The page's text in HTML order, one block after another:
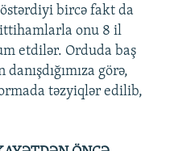
bircə fakt da
ittihamlarla onu 8 il
etdilər. Orduda baş
görə,
təzyiqlər edilib,